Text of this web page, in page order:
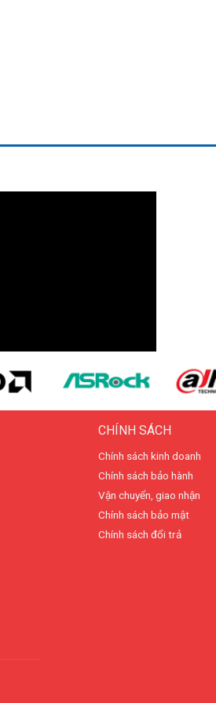
CHÍNH SÁCH
Chính sách kinh doanh
Chính sách bảo hành
Vận chuyển, giao nhận
Chính sách bảo mật
Chính sách đổi trả